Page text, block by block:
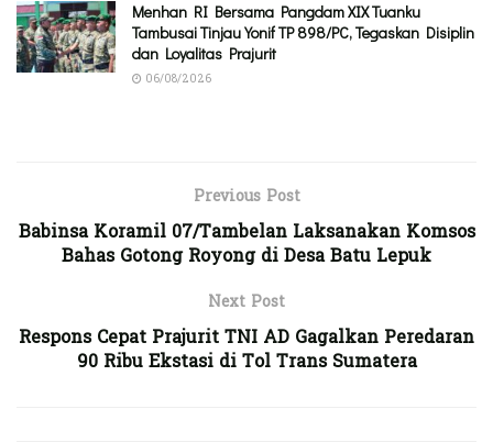
Menhan RI Bersama Pangdam XIX Tuanku
Tambusai Tinjau Yonif TP 898/PC, Tegaskan Disiplin
dan Loyalitas Prajurit
06/08/2026
Previous Post
Babinsa Koramil 07/Tambelan Laksanakan Komsos
Bahas Gotong Royong di Desa Batu Lepuk
Next Post
Respons Cepat Prajurit TNI AD Gagalkan Peredaran
90 Ribu Ekstasi di Tol Trans Sumatera